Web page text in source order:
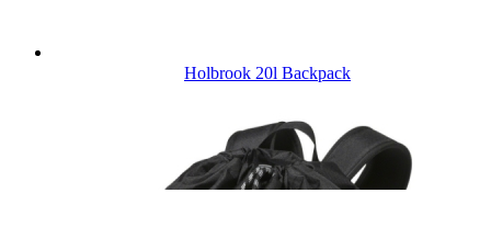
Holbrook 20l Backpack